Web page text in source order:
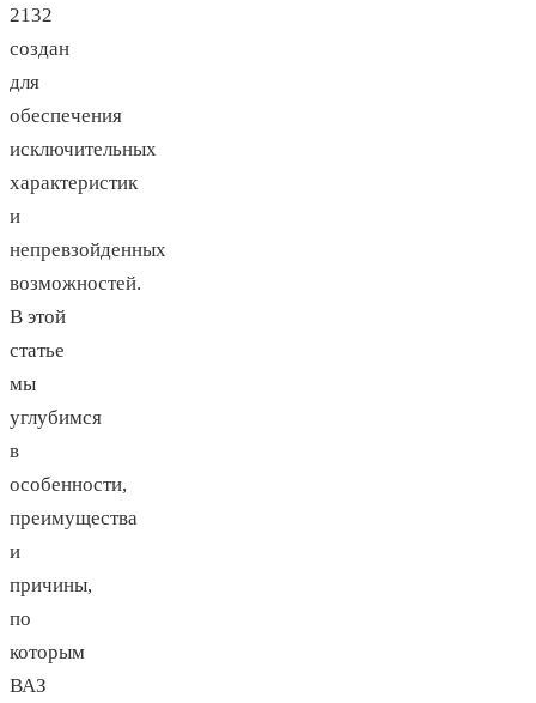
2132
создан
для
обеспечения
исключительных
характеристик
и
непревзойденных
возможностей.
В этой
статье
мы
углубимся
в
особенности,
преимущества
и
причины,
по
которым
ВАЗ